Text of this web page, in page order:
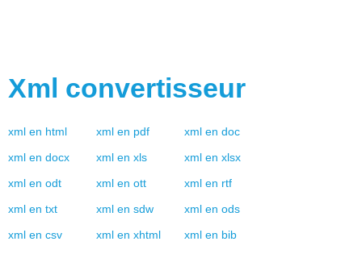
Xml convertisseur
xml en html xml en pdf xml en doc
xml en docx xml en xls xml en xlsx
xml en odt xml en ott xml en rtf
xml en txt xml en sdw xml en ods
xml en csv xml en xhtml xml en bib